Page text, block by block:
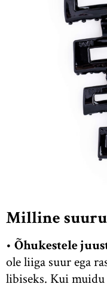
Milline
• Õhukestele
ole liiga suur ega
libiseks. Kui muidu